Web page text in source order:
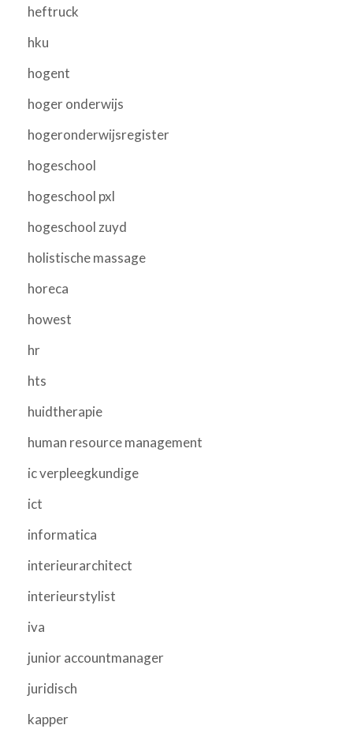
heftruck
hku
hogent
hoger onderwijs
hogeronderwijsregister
hogeschool
hogeschool pxl
hogeschool zuyd
holistische massage
horeca
howest
hr
hts
huidtherapie
human resource management
ic verpleegkundige
ict
informatica
interieurarchitect
interieurstylist
iva
junior accountmanager
juridisch
kapper